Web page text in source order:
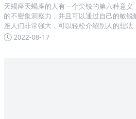
天蝎座天蝎座的人有一个尖锐的第六种意
的不密集洞察力，并且可以通过自己的敏
座人们非常强大，可以轻松介绍别人的想法
2022-08-17